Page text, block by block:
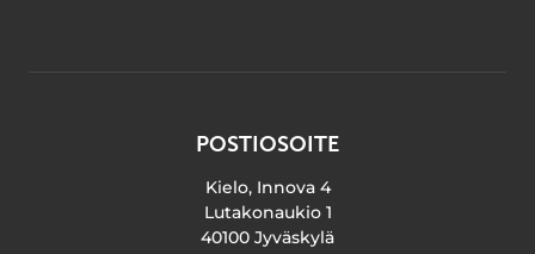
POSTIOSOITE
Kielo, Innova 4
Lutakonaukio 1
40100 Jyväskylä